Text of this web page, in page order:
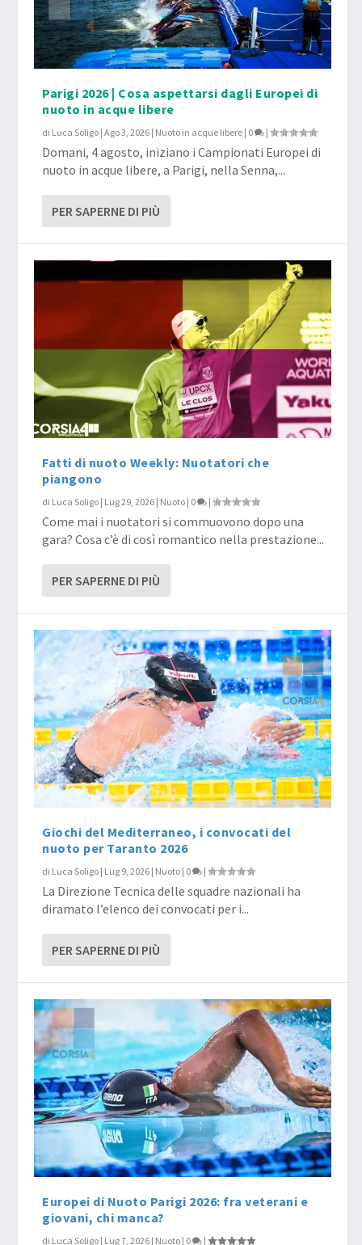
Parigi 2026 | Cosa aspettarsi dagli Europei di
nuoto in acque libere
di Luca Soligo |Ago 3, 2026 | Nuoto in acque libere | 0 |
Domani, 4 agosto, iniziano i Campionati Europei di
nuoto in acque libere, a Parigi, nella Senna,...
PER SAPERNE DI PIÙ
Fatti di nuoto Weekly: Nuotatori che
piangono
di Luca Soligo | Lug 29, 2026 | Nuoto | 0 |
Come mai i nuotatori si commuovono dopo una
gara? Cosa c’è di così romantico nella prestazione...
PER SAPERNE DI PIÙ
Giochi del Mediterraneo, i convocati del
nuoto per Taranto 2026
di Luca Soligo | Lug 9, 2026 | Nuoto | 0 |
La Direzione Tecnica delle squadre nazionali ha
diramato l’elenco dei convocati per i...
PER SAPERNE DI PIÙ
Europei di Nuoto Parigi 2026: fra veterani e
giovani, chi manca?
di Luca Soligo | Lug 7, 2026 | Nuoto | 0 |